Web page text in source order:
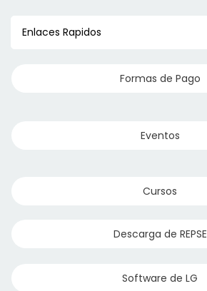
Enlaces Rapidos
Formas de Pago
Eventos
Cursos
Descarga de REPSE
Software de LG